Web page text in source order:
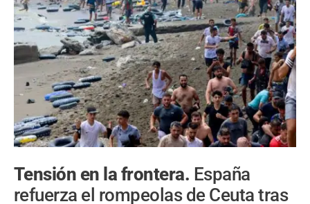
Tensión en la frontera. España
refuerza el rompeolas de Ceuta tras